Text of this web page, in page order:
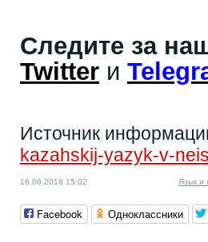
Следите за
Twitter и
Источник
kazahskij-yazyk-v-
16.06.2018 15:02 Язык и
Facebook Одноклассники